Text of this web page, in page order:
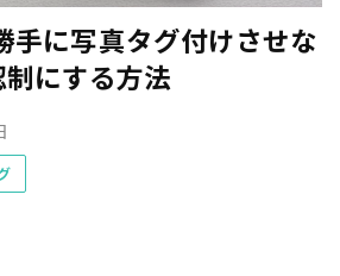
に写真タグ付けさせな
にする方法